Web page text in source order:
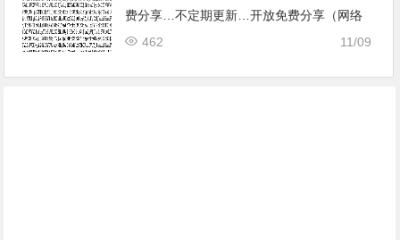
费分享…不定期更新…开放免费分享（网络
免费节点香港|日本|韩国|新加坡|台湾|马来西
11/09
462